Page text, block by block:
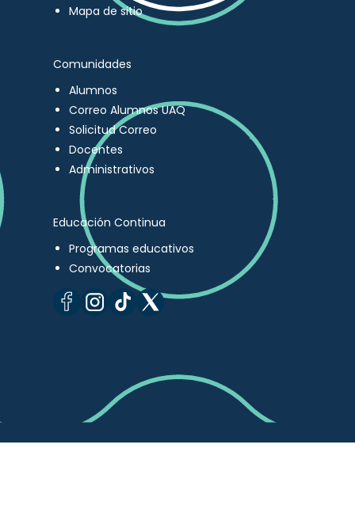
Mapa de sitio
Comunidades
Alumnos
Correo Alumnos UAQ
Solicitud Correo
Docentes
Administrativos
Educación Continua
Programas educativos
Convocatorias